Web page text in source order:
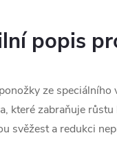
popis
ze speciálního
které zabraňuje
svěžest a redukci